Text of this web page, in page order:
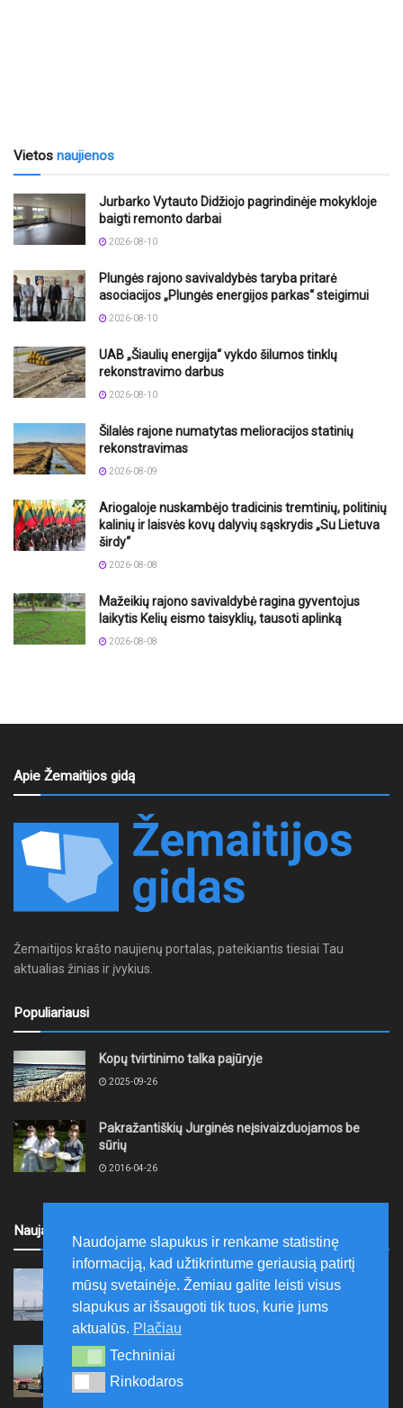
Vietos naujienos
Jurbarko Vytauto Didžiojo pagrindinėje mokykloje
baigti remonto darbai
2026-08-10
Plungės rajono savivaldybės taryba pritarė
asociacijos „Plungės energijos parkas“ steigimui
2026-08-10
UAB „Šiaulių energija“ vykdo šilumos tinklų
rekonstravimo darbus
2026-08-10
Šilalės rajone numatytas melioracijos statinių
rekonstravimas
2026-08-09
Ariogaloje nuskambėjo tradicinis tremtinių, politinių
kalinių ir laisvės kovų dalyvių sąskrydis „Su Lietuva
širdy“
2026-08-08
Mažeikių rajono savivaldybė ragina gyventojus
laikytis Kelių eismo taisyklių, tausoti aplinką
2026-08-08
Apie Žemaitijos gidą
Žemaitijos krašto naujienų portalas, pateikiantis tiesiai Tau
aktualias žinias ir įvykius.
Populiariausi
Kopų tvirtinimo talka pajūryje
2025-09-26
Pakražantiškių Jurginės neįsivaizduojamos be
sūrių
2016-04-26
Naujausi
Pasirašyta sutartis dėl „Plungės energijos parko“
steigimo
Vidutinės kuro kainos pirmadienį Lietuvos
degalinėse sumažėjo
Naudojame slapukus ir renkame statistinę
informaciją, kad užtikrintume geriausią patirtį
mūsų svetainėje. Žemiau galite leisti visus
slapukus ar išsaugoti tik tuos, kurie jums
aktualūs. Plačiau
Techniniai
Techniniai
Rinkodaros
Rinkodaros